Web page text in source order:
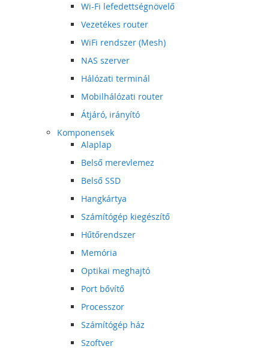
Wi-Fi lefedettségnövelő
Vezetékes router
WiFi rendszer (Mesh)
NAS szerver
Hálózati terminál
Mobilhálózati router
Átjáró, irányító
Komponensek
Alaplap
Belső merevlemez
Belső SSD
Hangkártya
Számítógép kiegészítő
Hűtőrendszer
Memória
Optikai meghajtó
Port bővítő
Processzor
Számítógép ház
Szoftver